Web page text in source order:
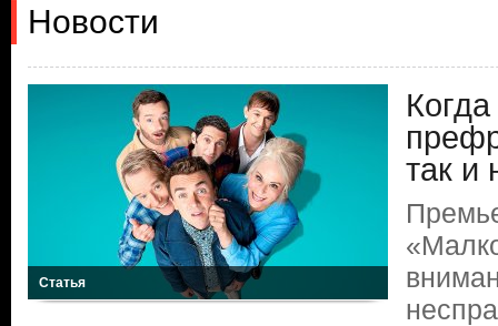
Новости
Статья
так и